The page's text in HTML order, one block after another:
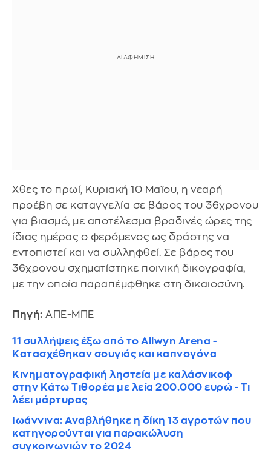
Χθες το πρωί, Κυριακή 10 Μαϊου, η νεαρή
προέβη σε καταγγελία σε βάρος του 36χρονου
για βιασμό, με αποτέλεσμα βραδινές ώρες της
ίδιας ημέρας ο φερόμενος ως δράστης να
εντοπιστεί και να συλληφθεί. Σε βάρος του
36χρονου σχηματίστηκε ποινική δικογραφία,
με την οποία παραπέμφθηκε στη δικαιοσύνη.
Πηγή: ΑΠΕ-ΜΠΕ
11 συλλήψεις έξω από το Allwyn Arena -
Κατασχέθηκαν σουγιάς και καπνογόνα
Κινηματογραφική ληστεία με καλάσνικοφ
στην Κάτω Τιθορέα με λεία 200.000 ευρώ - Τι
λέει μάρτυρας
Ιωάννινα: Αναβλήθηκε η δίκη 13 αγροτών που
κατηγορούνται για παρακώλυση
συγκοινωνιών το 2024